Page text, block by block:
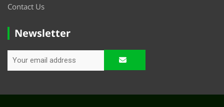
Contact Us
Newsletter